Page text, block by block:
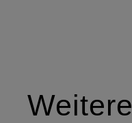
Weitere